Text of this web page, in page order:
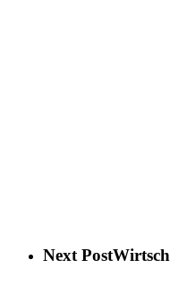
Next Post